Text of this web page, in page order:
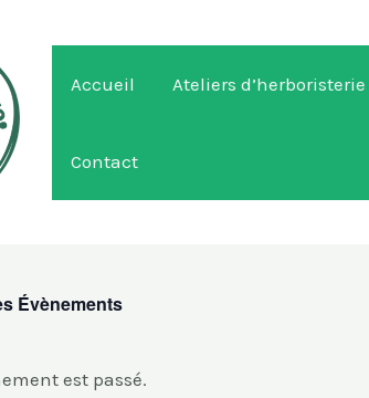
Accueil Ateliers d’herboristerie
Contact
Évènements
est passé.